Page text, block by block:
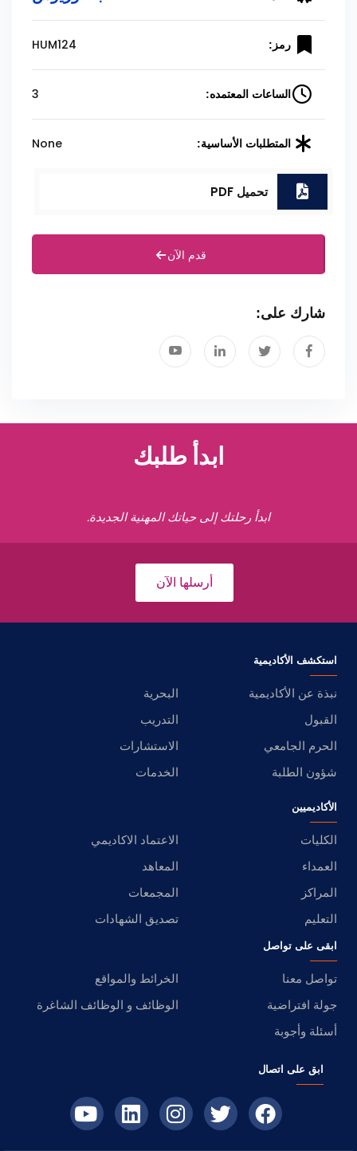
رمز: HUM124
الساعات المعتمده: 3
المتطلبات الأساسية: None
تحميل PDF
قدم الآن
شارك على:
ابدأ طلبك
ابدأ رحلتك إلى حياتك المهنية الجديدة.
أرسلها الآن
استكشف الأكاديمية
نبذة عن الأكاديمية
البحرية
القبول
التدريب
الحرم الجامعي
الاستشارات
شؤون الطلبة
الخدمات
الأكاديميين
الكليات
الاعتماد الاكاديمي
العمداء
المعاهد
المراكز
المجمعات
التعليم
تصديق الشهادات
ابقى على تواصل
تواصل معنا
الخرائط والمواقع
جولة افتراضية
الوظائف و الوظائف الشاغرة
أسئلة وأجوبة
ابق على اتصال